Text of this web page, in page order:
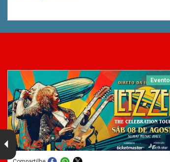
Evento